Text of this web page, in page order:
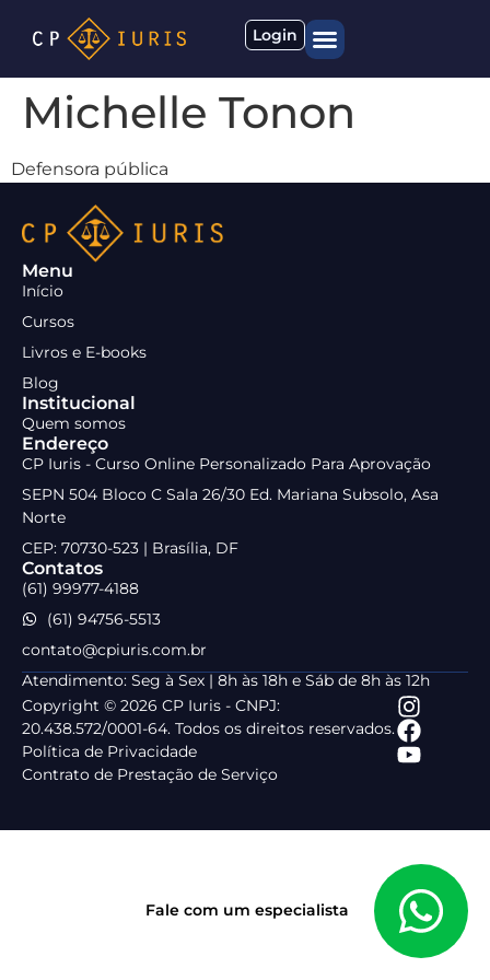
Login
Michelle Tonon
Defensora pública
Menu
Início
Cursos
Livros e E-books
Blog
Institucional
Quem somos
Endereço
CP Iuris - Curso Online Personalizado Para Aprovação
SEPN 504 Bloco C Sala 26/30 Ed. Mariana Subsolo, Asa
Norte
CEP: 70730-523 | Brasília, DF
Contatos
(61) 99977-4188
(61) 94756-5513
contato@cpiuris.com.br
Atendimento: Seg à Sex | 8h às 18h e Sáb de 8h às 12h
Copyright © 2026 CP Iuris - CNPJ:
20.438.572/0001-64. Todos os direitos reservados.
Política de Privacidade
Contrato de Prestação de Serviço
Fale com um especialista